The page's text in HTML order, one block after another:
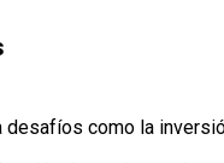
como la